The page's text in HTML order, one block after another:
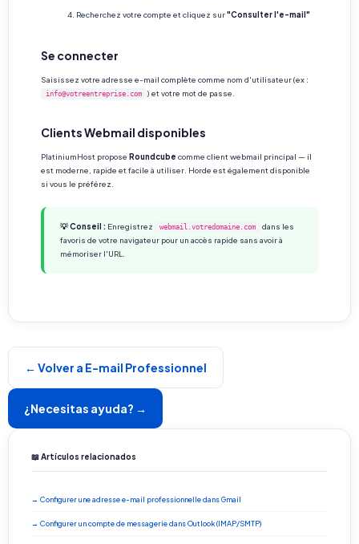
Recherchez votre compte et cliquez sur"Consulter l'e-mail"
Se connecter
Saisissez votre adresse e-mail complète comme nom d'utilisateur (ex :
info@votreentreprise.com ) et votre mot de passe.
Clients Webmail disponibles
PlatiniumHost propose Roundcube comme client webmail principal — il
est moderne, rapide et facile à utiliser. Horde est également disponible
si vous le préférez.
💡 Conseil : Enregistrez webmail.votredomaine.com
dans les
favoris de votre navigateur pour un accès rapide sans avoir à
mémoriser l'URL.
← Volver a E-mail Professionnel
¿Necesitas ayuda? →
📖 Artículos relacionados
→ Configurer une adresse e-mail professionnelle dans Gmail
→ Configurer un compte de messagerie dans Outlook (IMAP/SMTP)